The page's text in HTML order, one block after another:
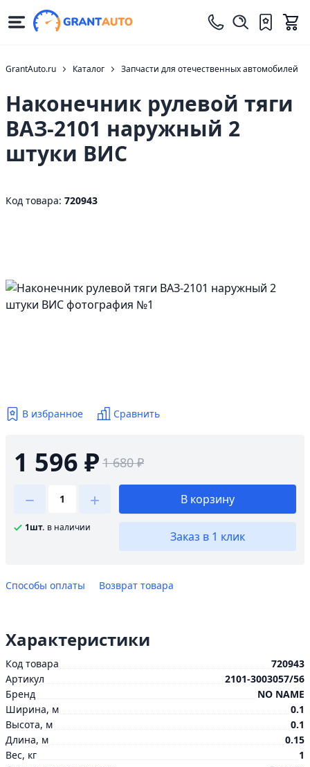
GrantAuto.ru Каталог Запчасти для отечественных автомобилей
Наконечник рулевой тяги
ВАЗ-2101 наружный 2
штуки ВИС
Код товара: 720943
В избранное Сравнить
1 596 ₽ 1 680 ₽
1шт. в наличии
В корзину
Заказ в 1 клик
Способы оплаты Возврат товара
Характеристики
Код товара
720943
Артикул
2101-3003057/56
Бренд
NO NAME
Ширина, м
0.1
Высота, м
0.1
Длина, м
0.15
Вес, кг
1